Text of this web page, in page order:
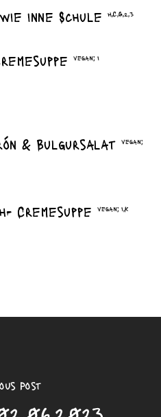
inne Schule H,C,G,2,3
vegan; I
& Bulgursalat vegan;
Cremesuppe
vegan; I,K
Post